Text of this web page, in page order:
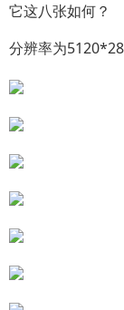
它这八张如何？
分辨率为